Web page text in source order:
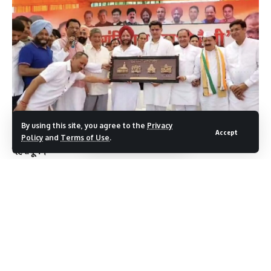
By using this site, you agree to the Privacy
Policy and Terms of Use.
Accept
DM ने दिए निर्देश, PM दौरे को लेकर प्रशासन अलर्ट
निष्कासितों पर सियासत, BJP ने जताई जीत की हैट्रिक की उम्मीद
अवैध कसीनो पर छापा, 10 डांसर समेत 35 गिरफ्तार
हवालात में PRD जवान की मौत, थानाध्यक्ष समेत 4 पर कार्रवाई
Leave a comment
देहरादून।